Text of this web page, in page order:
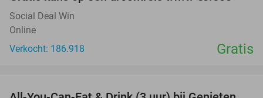
Social Deal Win
Online
Verkocht: 186.918
Gratis